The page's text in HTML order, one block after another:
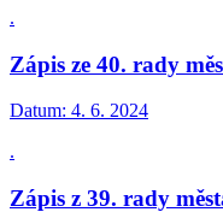
.
Zápis ze 40. rady
Datum: 4. 6. 2024
.
Zápis z 39. rady